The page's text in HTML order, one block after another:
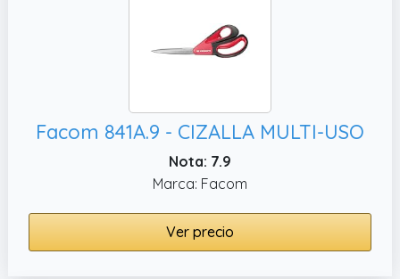
Facom 841A.9 - CIZALLA MULTI-USO
Nota: 7.9
Marca: Facom
Ver precio